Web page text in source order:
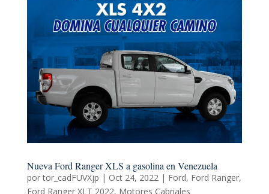
Nueva Ford Ranger XLS a gasolina en Venezuela
portor_cadFUVXjp | Oct 24, 2022 | Ford, Ford Ranger,
Ford Ranger XLT 2022, Motores Cabriales